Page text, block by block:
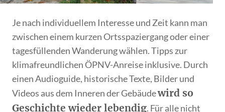
Je nach individuellem Interesse und Zeit kann man
zwischen einem kurzen Ortsspaziergang oder einer
tagesfüllenden Wanderung wählen. Tipps zur
klimafreundlichen ÖPNV-Anreise inklusive. Durch
einen Audioguide, historische Texte, Bilder und
Videos aus dem Inneren der Gebäudewird so
Geschichte wieder lebendig. Für alle nicht